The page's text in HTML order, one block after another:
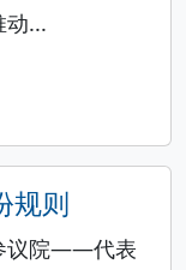
动...
规则
议院——代表